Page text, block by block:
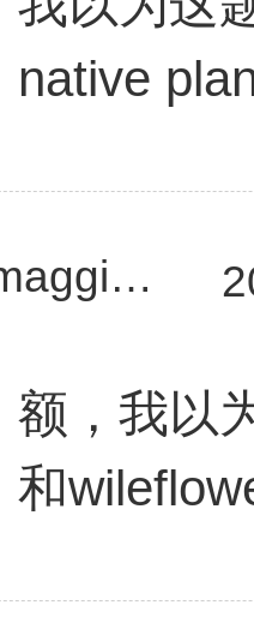
native
maggielau
额，我以
和